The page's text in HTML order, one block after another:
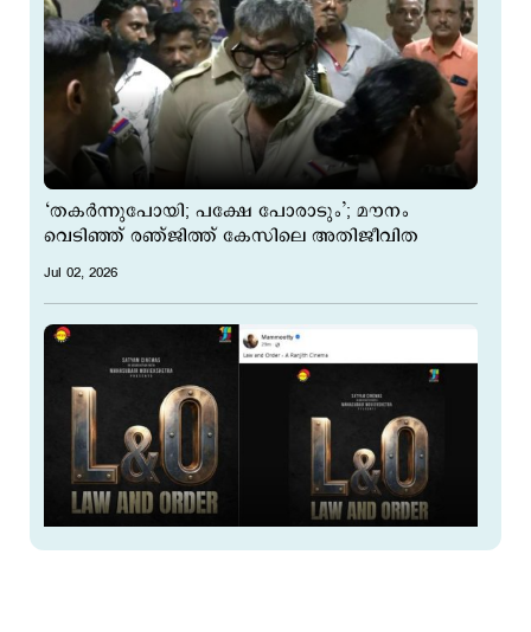
‘തകർന്നുപോയി; പക്ഷേ പോരാടും’; മൗനം
വെടിഞ്ഞ് രഞ്ജിത്ത് കേസിലെ അതിജീവിത
Jul 02, 2026